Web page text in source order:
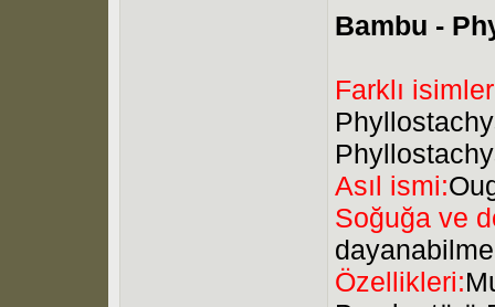
Bambu -
Farklı
Asıl ismi:
Soğuğa ve
Özellikleri: